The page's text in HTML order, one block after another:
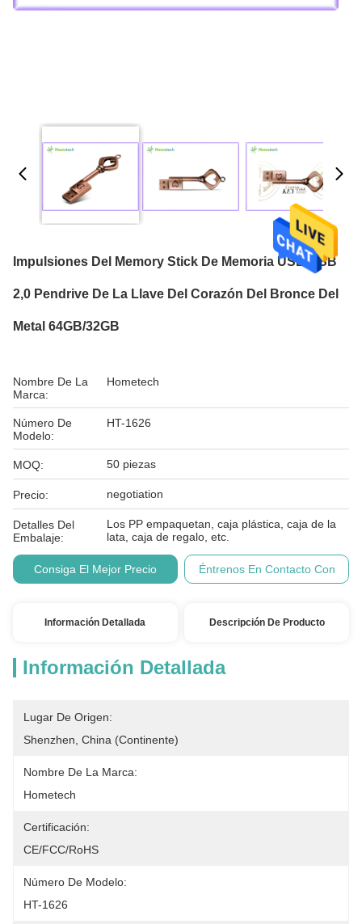
Impulsiones Del Memory Stick De Memoria USB USB
2,0 Pendrive De La Llave Del Corazón Del Bronce Del
Metal 64GB/32GB
Nombre De La
Marca:
Hometech
Número De
Modelo:
HT-1626
MOQ: 50 piezas
Precio: negotiation
Detalles Del
Embalaje:
Los PP empaquetan, caja plástica, caja de la
lata, caja de regalo, etc.
Consiga El Mejor Precio Éntrenos En Contacto Con
Información Detallada Descripción De Producto
Información Detallada
Lugar De Origen:
Shenzhen, China (continente)
Nombre De La Marca:
Hometech
Certificación:
CE/FCC/RoHS
Número De Modelo:
HT-1626